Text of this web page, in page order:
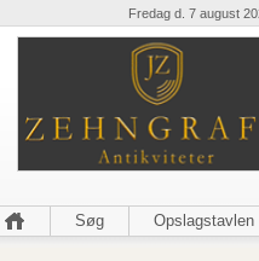
Fredag d. 7 august
Søg Opslagstavlen